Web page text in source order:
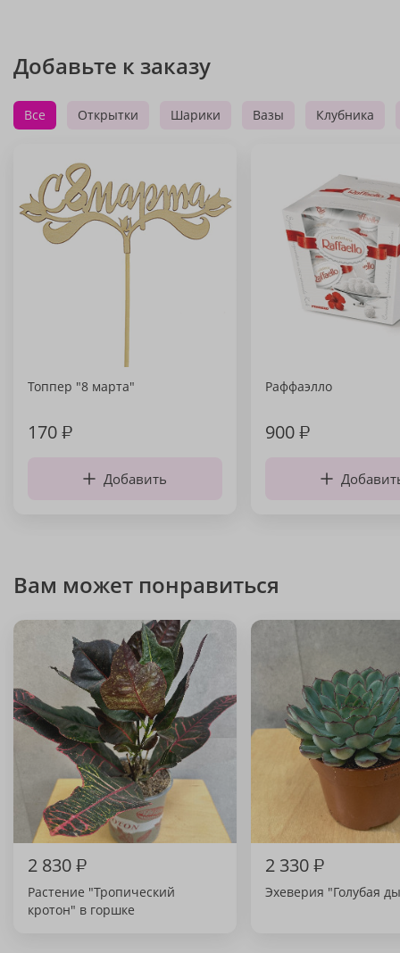
Добавьте к заказу
Все Открытки Шарики Вазы Клубника
Топпер "8 марта"
170₽
Добавить
Раффаэлло
900₽
Вам может понравиться
2 830₽
Растение "Тропический
кротон" в горшке
2 330₽
Эхеверия "Голубая